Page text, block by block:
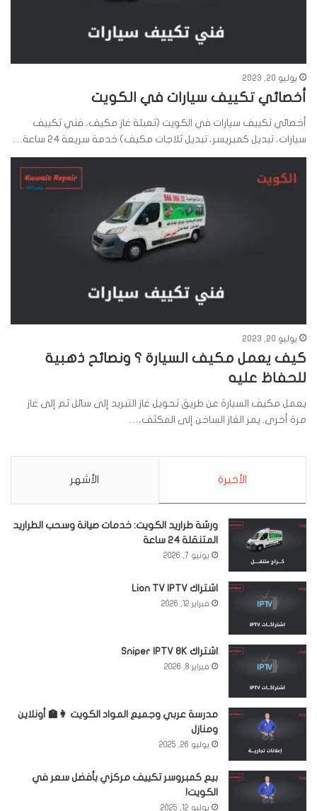
يوليو 20, 2023
أخصائي تكييف سيارات في الكويت
أخصائي تكييف سيارات في الكويت (تعبئة غاز مكيف، فني تكييف
سيارات، تبديل كمبريسر، تبديل ثلاجات مكيف) خدمة سريعة 24 ساعة…
يوليو 20, 2023
كيف يعمل مكيف السيارة ؟ ونصائح ذهبية
للحفاظ عليه
يعمل مكيف السيارة عن طريق تحويل غاز التبريد إلى سائل ثم إلى غاز
مرة أخرى. يمر الغاز الساخن إلى المكثف،…
الأخيرة الأشهر
ورشة طراريد الكويت: خدمات صيانة وسحب الطراريد
المتنقلة 24 ساعة
يونيو 7, 2026
اشتراك Lion TV IPTV
فبراير 12, 2026
اشتراك Sniper IPTV 8K
فبراير 8, 2026
مدرسة عربي وجميع المواد الكويت 👩‍🏫 أونلاين
ومنازل
يوليو 26, 2025
بيع كمبروسر تكييف مركزي بأفضل سعر في
الكويت!
يوليو 12, 2025